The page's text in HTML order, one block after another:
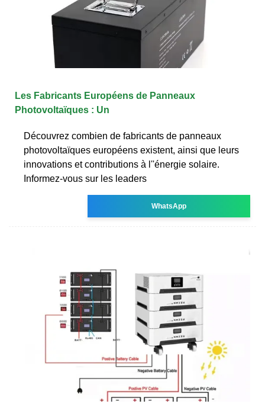
Les Fabricants Européens de Panneaux
Photovoltaïques : Un
Découvrez combien de fabricants de panneaux
photovoltaïques européens existent, ainsi que leurs
innovations et contributions à l''énergie solaire.
Informez-vous sur les leaders
WhatsApp